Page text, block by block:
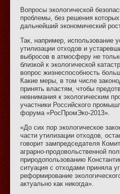
Вопросы экологической
проблемы, без решения
дальнейший экономический
Так, например, использование
утилизации отходов и
выбросов в атмосферу не
близкой к экологической
вопрос жизнеспособность
Какие меры, в том числе
принять властям, чтобы
невнимания к экологическим
участники Российского
форума «РосПромЭко-2013».
«До сих пор экологическое
части утилизации отходов,
говорит зампредседателя
аграрно-продовольственной
природопользованию
ситуация с отходами приняла
реформирование
актуально как никогда».